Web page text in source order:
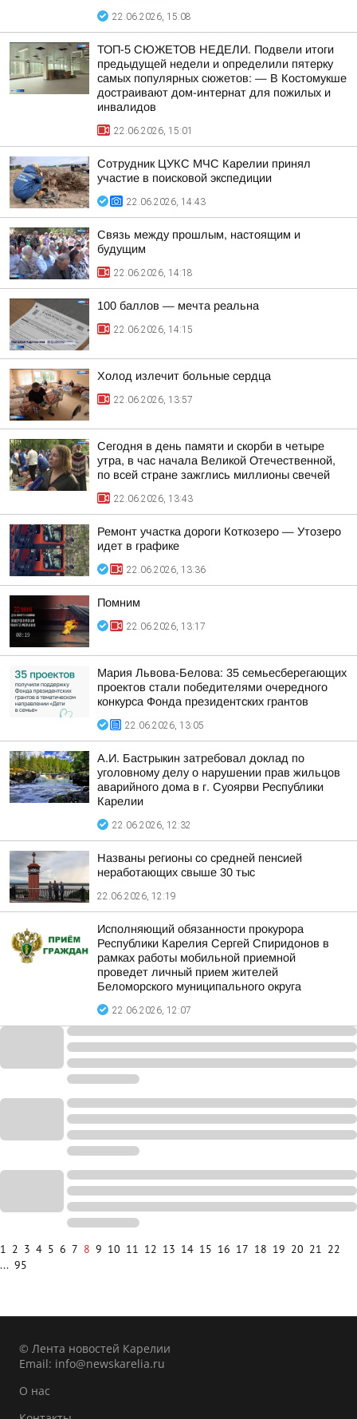
22.06.2026, 15:08
ТОП-5 СЮЖЕТОВ НЕДЕЛИ. Подвели итоги
предыдущей недели и определили пятерку
самых популярных сюжетов: — В Костомукше
достраивают дом-интернат для пожилых и
инвалидов
22.06.2026, 15:01
Сотрудник ЦУКС МЧС Карелии принял
участие в поисковой экспедиции
22.06.2026, 14:43
Связь между прошлым, настоящим и
будущим
22.06.2026, 14:18
100 баллов — мечта реальна
22.06.2026, 14:15
Холод излечит больные сердца
22.06.2026, 13:57
Сегодня в день памяти и скорби в четыре
утра, в час начала Великой Отечественной,
по всей стране зажглись миллионы свечей
22.06.2026, 13:43
Ремонт участка дороги Коткозеро — Утозеро
идет в графике
22.06.2026, 13:36
Помним
22.06.2026, 13:17
Мария Львова-Белова: 35 семьесберегающих
проектов стали победителями очередного
конкурса Фонда президентских грантов
22.06.2026, 13:05
А.И. Бастрыкин затребовал доклад по
уголовному делу о нарушении прав жильцов
аварийного дома в г. Суоярви Республики
Карелии
22.06.2026, 12:32
Названы регионы со средней пенсией
неработающих свыше 30 тыс
22.06.2026, 12:19
Исполняющий обязанности прокурора
Республики Карелия Сергей Спиридонов в
рамках работы мобильной приемной
проведет личный прием жителей
Беломорского муниципального округа
22.06.2026, 12:07
1 2 3 4 5 6 7 8 9 10 11 12 13 14 15 16 17 18 19 20 21 22
... 95
© Лента новостей Карелии
Email: info@newskarelia.ru
О нас